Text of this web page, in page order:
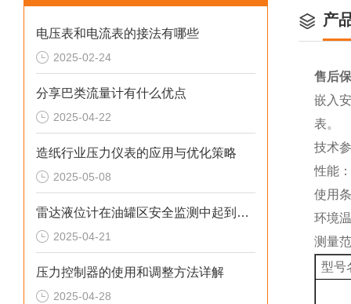
电压表和电流表的接法有哪些
2025-02-24
分享巴类流量计有什么优点
2025-04-22
造纸行业压力仪表的应用与优化策略
2025-05-08
雷达液位计在油罐区安全监测中起到的重要作用
2025-04-21
压力控制器的使用和调整方法详解
2025-04-28
产
售后
嵌入
表。
技术
性能
使用
环境
测量
型号